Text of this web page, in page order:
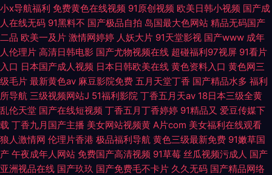
小x导航福利 免费黄色在线视频 91原创视频 欧美日韩小视频 国产成
人在线无码 91黑料不 国产极品自拍 岛国最大色网站 精品无码国产
二品 欧美一及片 激情网婷婷 人妖大片 91天堂影视 国产www 成年
人伦理片 高清日韩电影 国产尤物视频在线 超碰福利97视屏 91看片
入口 日本国产成人视频 日本日韩欧美在线 黄色资料入口 黄色网三
级毛片 最新黄色av 麻豆影院免费 五月天堂丁香 国产精品水多 福利
所导航 三级视频网站J 51福利影院 丁香五月天av 18日本三级全黄
乱伦天堂 国产在线短视频 丁香五月丁香婷婷 91精品又 爱豆传媒下
载 丁香九月国产主播 美女网站视频黄 A片com 美女福利在线观看
狼人激情网 伦理片香港 极品福利导航 黄色三级最新免费 91嫩草国
产 午夜成年人网站 免费国产高清视频 91草莓 丝瓜视频污成人 国产
亚洲视品在线 国产玖玖 国产免费毛不卡片 久久无码 国产精品网络